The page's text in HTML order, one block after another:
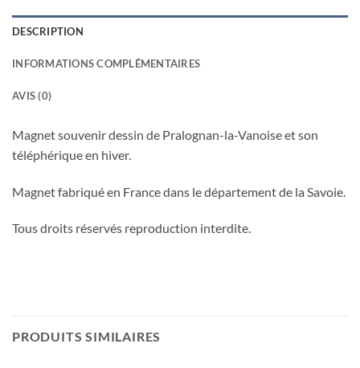
DESCRIPTION
INFORMATIONS COMPLÉMENTAIRES
AVIS (0)
Magnet souvenir dessin de Pralognan-la-Vanoise et son
téléphérique en hiver.
Magnet fabriqué en France dans le département de la Savoie.
Tous droits réservés reproduction interdite.
PRODUITS SIMILAIRES